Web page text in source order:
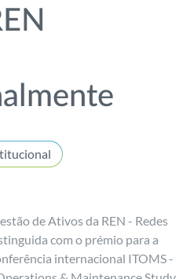
de Ativos da REN - Redes
com o prémio para a
internacional ITOMS -